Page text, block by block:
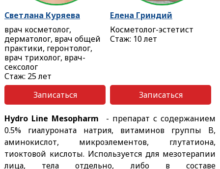
Светлана Куряева
врач косметолог,
дерматолог, врач общей
практики, геронтолог,
врач трихолог, врач-
сексолог
Стаж: 25 лет
Записаться
Елена Гриндий
Косметолог-эстетист
Стаж: 10 лет
Записаться
Hydro Line Mesopharm - препарат с содержанием
0.5% гиалуроната натрия, витаминов группы B,
аминокислот, микроэлементов, глутатиона,
тиоктовой кислоты. Используется для мезотерапии
лица, тела отдельно, либо в составе